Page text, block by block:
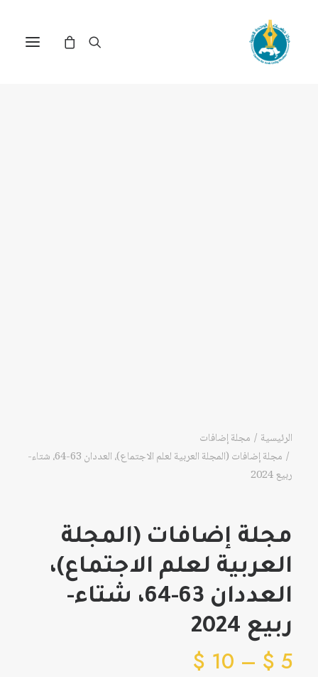
الرئيسية
مجلة إضافات
مجلة إضافات (المجلة العربية لعلم الاجتماع)، العددان 63-64، شتاء-
ربيع 2024
مجلة إضافات (المجلة
العربية لعلم الاجتماع)،
العددان 63-64، شتاء-
ربيع 2024
5
$
–
10
$